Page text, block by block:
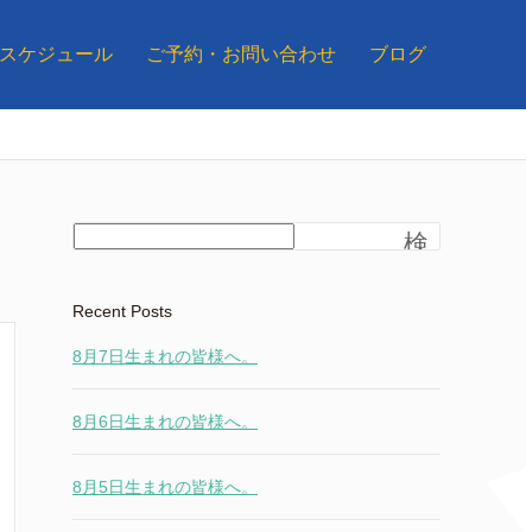
スケジュール ご予約・お問い合わせ ブログ
検
Recent Posts
8月7日生まれの皆様へ。
8月6日生まれの皆様へ。
8月5日生まれの皆様へ。